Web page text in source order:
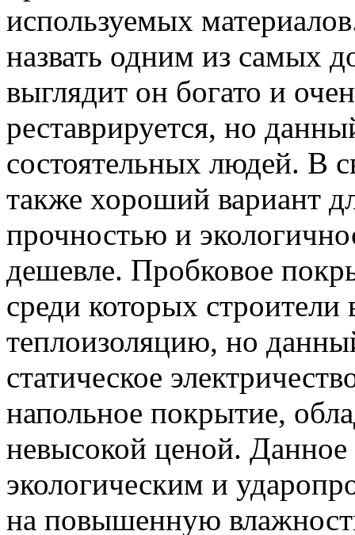
используемых
назвать одним из самых
выглядит он богато и
реставрируется, но
состоятельных людей. В
также хороший вариант
прочностью и
дешевле. Пробковое
среди которых
теплоизоляцию, но
статическое
напольное покрытие,
невысокой ценой.
экологическим и
на повышенную